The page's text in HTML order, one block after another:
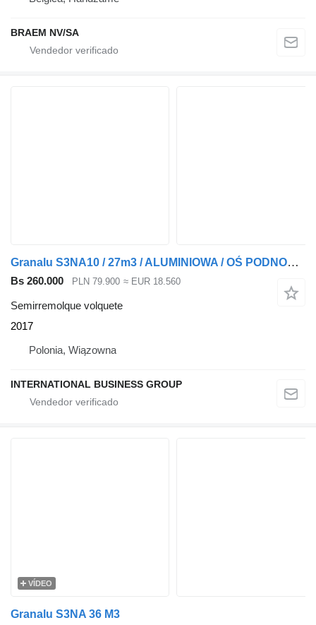
BRAEM NV/SA
Granalu S3NA10 / 27m3 / ALUMINIOWA / OŚ PODNOSZONA / 5,1T
Bs 260.000 PLN 79.900 ≈ EUR 18.560
Semirremolque volquete
2017
Polonia, Wiązowna
INTERNATIONAL BUSINESS GROUP
VÍDEO
Granalu S3NA 36 M3